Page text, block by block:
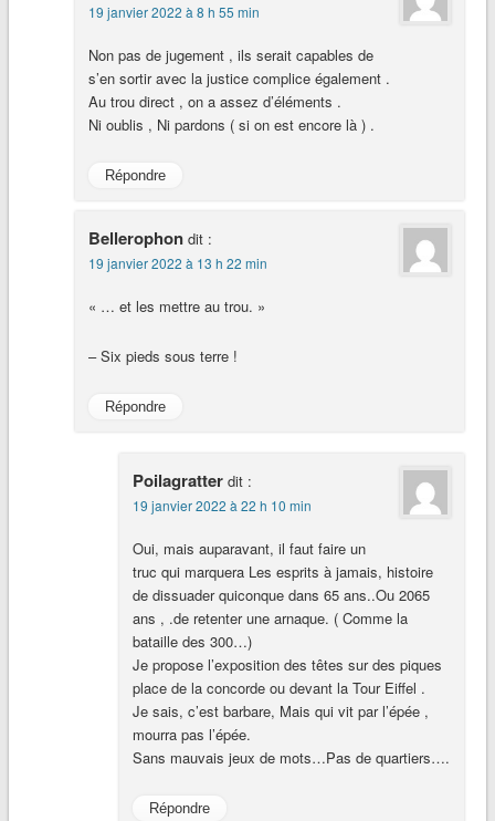
19 janvier 2022 à 8 h 55 min
Non pas de jugement , ils serait capables de
s’en sortir avec la justice complice également .
Au trou direct , on a assez d’éléments .
Ni oublis , Ni pardons ( si on est encore là ) .
Répondre
Bellerophon dit :
19 janvier 2022 à 13 h 22 min
« … et les mettre au trou. »
– Six pieds sous terre !
Répondre
Poilagratter dit :
19 janvier 2022 à 22 h 10 min
Oui, mais auparavant, il faut faire un
truc qui marquera Les esprits à jamais, histoire
de dissuader quiconque dans 65 ans..Ou 2065
ans , .de retenter une arnaque. ( Comme la
bataille des 300…)
Je propose l’exposition des têtes sur des piques
place de la concorde ou devant la Tour Eiffel .
Je sais, c’est barbare, Mais qui vit par l’épée ,
mourra pas l’épée.
Sans mauvais jeux de mots…Pas de quartiers….
Répondre